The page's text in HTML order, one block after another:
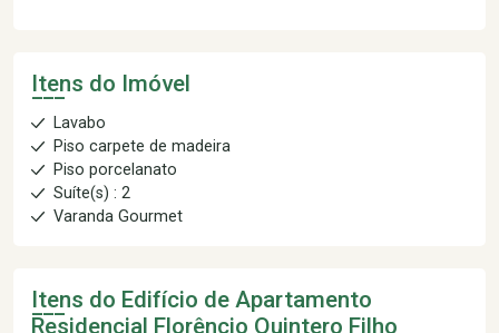
Itens do Imóvel
Lavabo
Piso carpete de madeira
Piso porcelanato
Suíte(s) : 2
Varanda Gourmet
Itens do Edifício de Apartamento
Residencial Florêncio Quintero Filho